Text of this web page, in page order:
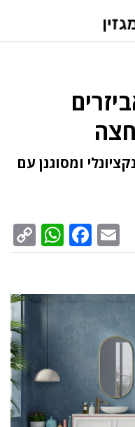
ומסוגנן עם
Email